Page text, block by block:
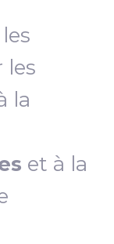
les
la
et à la